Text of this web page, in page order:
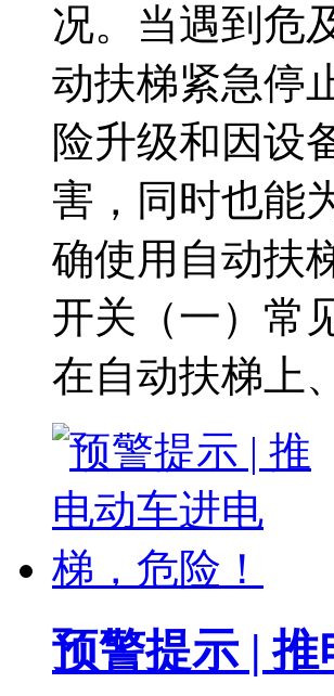
况。当遇到危
动扶梯紧急停
险升级和因设
害，同时也能
确使用自动扶
开关（一）常
在自动扶梯上
预警提示 |